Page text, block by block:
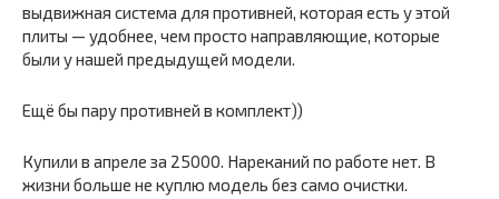
выдвижная система для противней, которая есть у этой
плиты — удобнее, чем просто направляющие, которые
были у нашей предыдущей модели.
Ещё бы пару противней в комплект))
Купили в апреле за 25000. Нареканий по работе нет. В
жизни больше не куплю модель без само очистки.